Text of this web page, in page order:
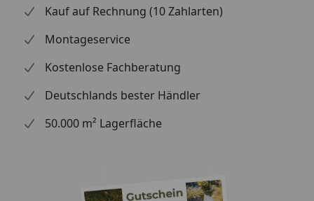
Kauf auf Rechnung (10 Zahlarten)
Montageservice
Kostenlose Fachberatung
Deutschlands bester Händler
50.000 m² Lagerfläche